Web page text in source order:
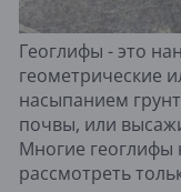
Геоглифы - это
геометрические
насыпанием
почвы, или
Многие геоглифы
рассмотреть